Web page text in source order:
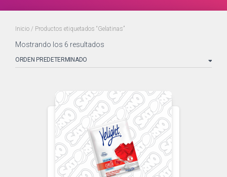
Inicio / Productos etiquetados “Gelatinas”
Mostrando los 6 resultados